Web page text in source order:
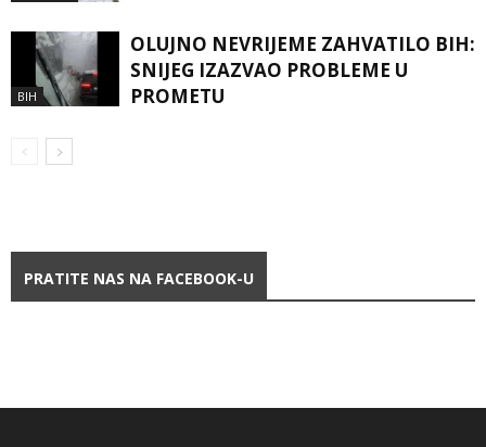
BIH
OLUJNO NEVRIJEME ZAHVATILO BIH:
SNIJEG IZAZVAO PROBLEME U
PROMETU
PRATITE NAS NA FACEBOOK-U